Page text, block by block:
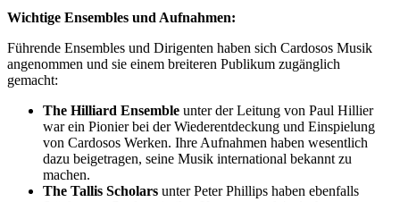
Wichtige Ensembles und Aufnahmen:
Führende Ensembles und Dirigenten haben sich Cardosos Musik
angenommen und sie einem breiteren Publikum zugänglich
gemacht:
The Hilliard Ensemble unter der Leitung von Paul Hillier
war ein Pionier bei der Wiederentdeckung und Einspielung
von Cardosos Werken. Ihre Aufnahmen haben wesentlich
dazu beigetragen, seine Musik international bekannt zu
machen.
The Tallis Scholars unter Peter Phillips haben ebenfalls